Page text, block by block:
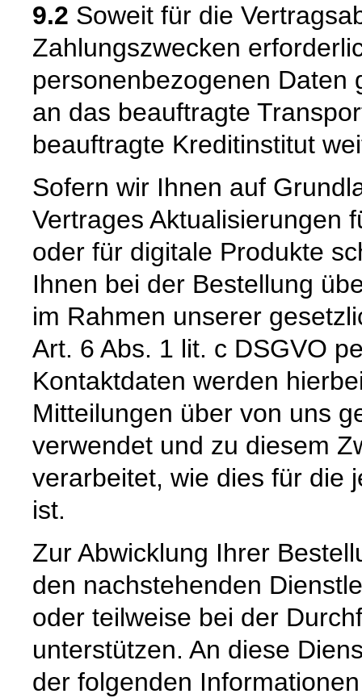
9.2 Soweit für die
Zahlungszwecken
personenbezogenen Daten
an das beauftragte
beauftragte Kreditinstitut
Sofern wir Ihnen auf
Vertrages Aktualisierungen
oder für digitale Produkte
Ihnen bei der Bestellung
im Rahmen unserer
Art. 6 Abs. 1 lit. c DSGVO
Kontaktdaten werden
Mitteilungen über von uns
verwendet und zu diesem
verarbeitet, wie dies für die
ist.
Zur Abwicklung Ihrer
den nachstehenden
oder teilweise bei der
unterstützen. An diese
der folgenden